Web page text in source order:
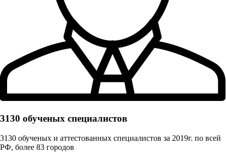
3130 обученых cпециалистов
3130 обученых и аттестованных специалистов за 2019г. по всей
РФ, более 83 городов